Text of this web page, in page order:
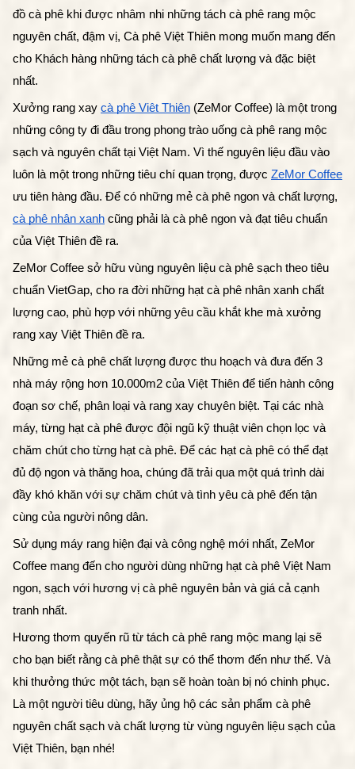
đồ cà phê khi được nhâm nhi những tách cà phê rang mộc
nguyên chất, đậm vị, Cà phê Việt Thiên mong muốn mang đến
cho Khách hàng những tách cà phê chất lượng và đặc biệt
nhất.
Xưởng rang xay cà phê Việt Thiên (ZeMor Coffee) là một trong
những công ty đi đầu trong phong trào uống cà phê rang mộc
sạch và nguyên chất tại Việt Nam. Vì thế nguyên liệu đầu vào
luôn là một trong những tiêu chí quan trọng, được ZeMor Coffee
cà phê nhân xanh cũng phải là cà phê ngon và đạt tiêu chuẩn
của Việt Thiên đề ra.
ZeMor Coffee sở hữu vùng nguyên liệu cà phê sạch theo tiêu
chuẩn VietGap, cho ra đời những hạt cà phê nhân xanh chất
lượng cao, phù hợp với những yêu cầu khắt khe mà xưởng
rang xay Việt Thiên đề ra.
Những mẻ cà phê chất lượng được thu hoạch và đưa đến 3
nhà máy rộng hơn 10.000m2 của Việt Thiên để tiến hành công
đoạn sơ chế, phân loại và rang xay chuyên biệt. Tại các nhà
máy, từng hạt cà phê được đội ngũ kỹ thuật viên chọn lọc và
chăm chút cho từng hạt cà phê. Để các hạt cà phê có thể đạt
đủ độ ngon và thăng hoa, chúng đã trải qua một quá trình dài
đầy khó khăn với sự chăm chút và tình yêu cà phê đến tận
cùng của người nông dân.
Sử dụng máy rang hiện đại và công nghệ mới nhất, ZeMor
Coffee mang đến cho người dùng những hạt cà phê Việt Nam
ngon, sạch với hương vị cà phê nguyên bản và giá cả cạnh
tranh nhất.
Hương thơm quyến rũ từ tách cà phê rang mộc mang lại sẽ
cho bạn biết rằng cà phê thật sự có thể thơm đến như thế. Và
khi thưởng thức một tách, bạn sẽ hoàn toàn bị nó chinh phục.
Là một người tiêu dùng, hãy ủng hộ các sản phẩm cà phê
nguyên chất sạch và chất lượng từ vùng nguyên liệu sạch của
Việt Thiên, bạn nhé!